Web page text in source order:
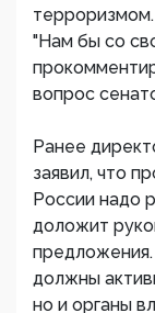
терроризмом.
"Нам бы со
вопрос
Ранее
заявил, что
России надо
доложит
должны
но и органы